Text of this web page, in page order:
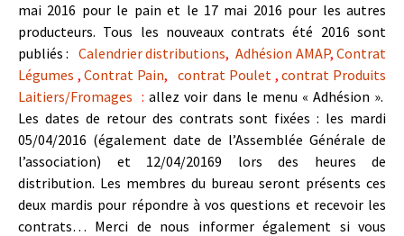
mai 2016 pour le pain et le 17 mai 2016 pour les autres
producteurs. Tous les nouveaux contrats été 2016 sont
publiés : Calendrier distributions,Adhésion AMAP,Contrat
Légumes ,Contrat Pain,contrat Poulet,contrat Produits
Laitiers/Fromages :allez voir dans le menu « Adhésion ».
Les dates de retour des contrats sont fixées : les mardi
05/04/2016 (également date de l’Assemblée Générale de
l’association) et 12/04/20169 lors des heures de
distribution. Les membres du bureau seront présents ces
deux mardis pour répondre à vos questions et recevoir les
contrats… Merci de nous informer également si vous